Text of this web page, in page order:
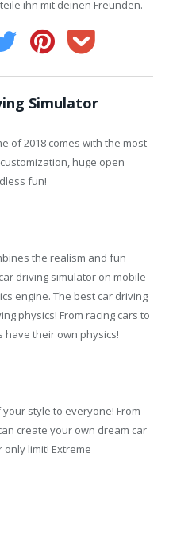
ihn mit deinen Freunden.
Simulator
of 2018 comes with the most
huge open
fun!
the realism and fun
driving simulator on mobile
engine. The best car driving
physics! From racing cars to
have their own physics!
style to everyone! From
create your own dream car
limit! Extreme